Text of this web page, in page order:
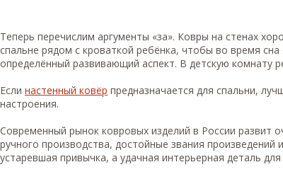
Теперь перечислим аргументы «за». Ковры на стенах
спальне рядом с кроваткой ребёнка, чтобы во время
определённый развивающий аспект. В детскую
Если настенный ковёр предназначается для спальни,
настроения.
Современный рынок ковровых изделий в России развит
ручного производства, достойные звания
устаревшая привычка, а удачная интерьерная деталь